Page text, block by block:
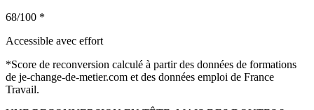
68/100 *
Accessible avec effort
*Score de reconversion calculé à partir des données de formations
de je-change-de-metier.com et des données emploi de France
Travail.